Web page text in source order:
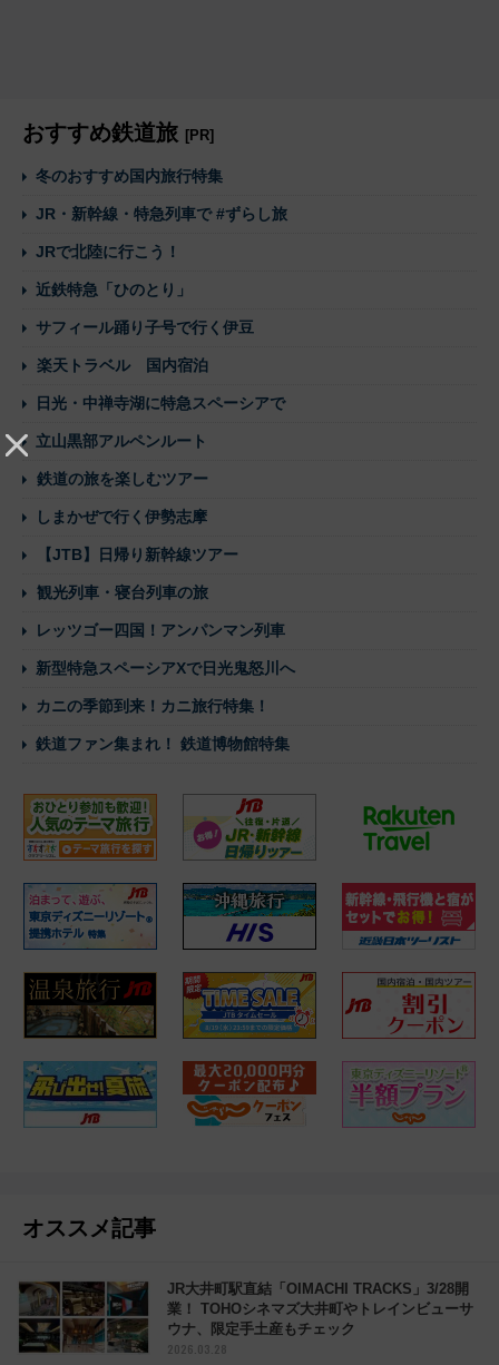
おすすめ鉄道旅 [PR]
冬のおすすめ国内旅行特集
JR・新幹線・特急列車で #ずらし旅
JRで北陸に行こう！
近鉄特急「ひのとり」
サフィール踊り子号で行く伊豆
楽天トラベル 国内宿泊
日光・中禅寺湖に特急スペーシアで
立山黒部アルペンルート
鉄道の旅を楽しむツアー
しまかぜで行く伊勢志摩
【JTB】日帰り新幹線ツアー
観光列車・寝台列車の旅
レッツゴー四国！アンパンマン列車
新型特急スペーシアXで日光鬼怒川へ
カニの季節到来！カニ旅行特集！
鉄道ファン集まれ！ 鉄道博物館特集
オススメ記事
JR大井町駅直結「OIMACHI TRACKS」3/28開
業！ TOHOシネマズ大井町やトレインビューサ
ウナ、限定手土産もチェック
2026.03.28